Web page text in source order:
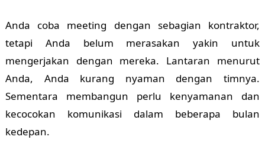
Anda coba meeting dengan sebagian kontraktor,
tetapi Anda belum merasakan yakin untuk
mengerjakan dengan mereka. Lantaran menurut
Anda, Anda kurang nyaman dengan timnya.
Sementara membangun perlu kenyamanan dan
kecocokan komunikasi dalam beberapa bulan
kedepan.